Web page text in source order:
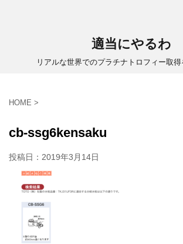
適当にやるわ
リアルな世界でのプラチナトロフィー取
HOME >
cb-ssg6kensaku
投稿日： 2019年3月14日